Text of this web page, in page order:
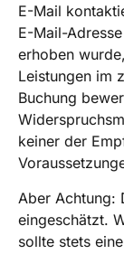
E-Mail
E-Mail-
erhoben
Leistungen im
Buchung
keiner der
Aber Achtung:
eingeschätzt.
sollte stets